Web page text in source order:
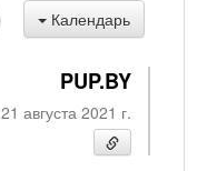
Календарь
PUP.BY
21 августа 2021 г.